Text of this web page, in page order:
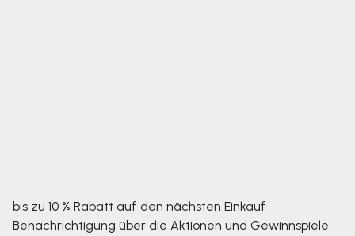
bis zu 10 % Rabatt auf den nächsten Einkauf
Benachrichtigung über die Aktionen und Gewinnspiele